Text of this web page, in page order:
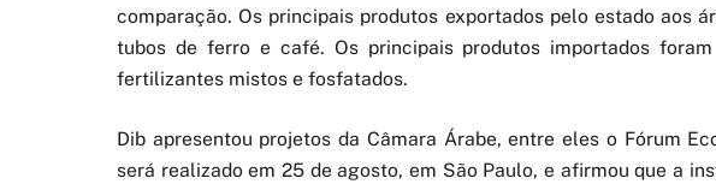
comparação. Os principais produtos exportados pelo estado aos
tubos de ferro e café. Os principais produtos importados
fertilizantes mistos e fosfatados.
Dib apresentou projetos da Câmara Árabe, entre eles o Fórum
será realizado em 25 de agosto, em São Paulo, e afirmou que a